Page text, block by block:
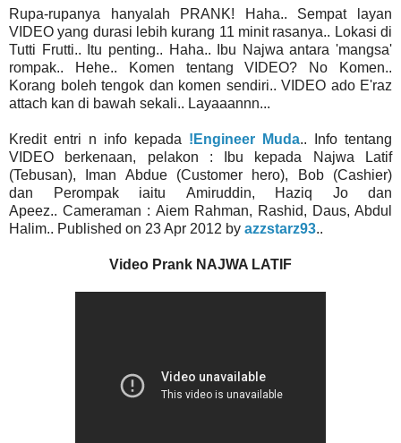
Rupa-rupanya hanyalah PRANK! Haha.. Sempat layan
VIDEO yang durasi lebih kurang 11 minit rasanya.. Lokasi di
Tutti Frutti.. Itu penting.. Haha.. Ibu Najwa antara 'mangsa'
rompak.. Hehe.. Komen tentang VIDEO? No Komen..
Korang boleh tengok dan komen sendiri.. VIDEO ado E'raz
attach kan di bawah sekali.. Layaaannn...
Kredit entri n info kepada !Engineer Muda.. Info tentang
VIDEO berkenaan, pelakon : Ibu kepada Najwa Latif
(Tebusan), Iman Abdue (Customer hero), Bob (Cashier)
dan Perompak iaitu Amiruddin, Haziq Jo dan
Apeez.. Cameraman : Aiem Rahman, Rashid, Daus, Abdul
Halim.. Published on 23 Apr 2012 by azzstarz93..
Video Prank NAJWA LATIF